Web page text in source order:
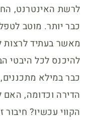
לרשת האינטרנט,
כבר יותר. מוטב
מאשר בעתיד לרצות
להיכנס לכל היבטי
כבר במילא
הדירה וכדומה, האם
הקווי עכשיו?